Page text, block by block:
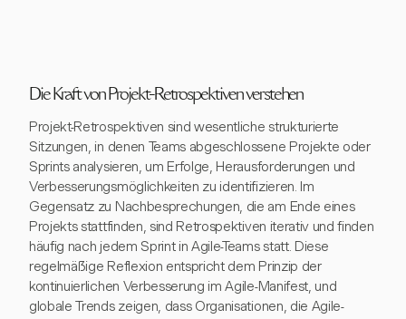
Die Kraft von Projekt-Retrospektiven verstehen
Projekt-Retrospektiven sind wesentliche strukturierte
Sitzungen, in denen Teams abgeschlossene Projekte oder
Sprints analysieren, um Erfolge, Herausforderungen und
Verbesserungsmöglichkeiten zu identifizieren. Im
Gegensatz zu Nachbesprechungen, die am Ende eines
Projekts stattfinden, sind Retrospektiven iterativ und finden
häufig nach jedem Sprint in Agile-Teams statt. Diese
regelmäßige Reflexion entspricht dem Prinzip der
kontinuierlichen Verbesserung im Agile-Manifest, und
globale Trends zeigen, dass Organisationen, die Agile-